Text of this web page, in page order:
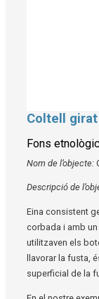
Diapositiva 1 de 1
Coltell girat
Fons etnològic
Nom de l’objecte:
Descripció de
Eina consistent
corbada i amb
utilitzaven els
llavorar la fusta,
superficial de la